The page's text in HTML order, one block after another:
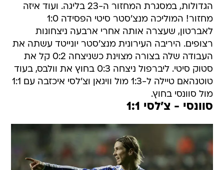
הגדולות, במסגרת המחזור ה-23 בליגה. ועוד איזה
מחזור! המוליכה מנצ'סטר סיטי הפסידה 1:0
לאברטון, שעצרה אותה אחרי ארבעה ניצחונות
רצופים. היריבה העירונית מנצ'סטר יונייטד עשתה את
העבודה שלה בצורה מצוינת כשניצחה 0:2 קל את
סטוק סיטי. ליברפול ניצחה 0:3 בחוץ את וולבס, בעוד
טוטנהאם טיילה ל-1:3 מול וויגאן וצ'לסי איכזבה עם 1:1
מול סוונסי בחוץ.
סוונסי - צ'לסי 1:1